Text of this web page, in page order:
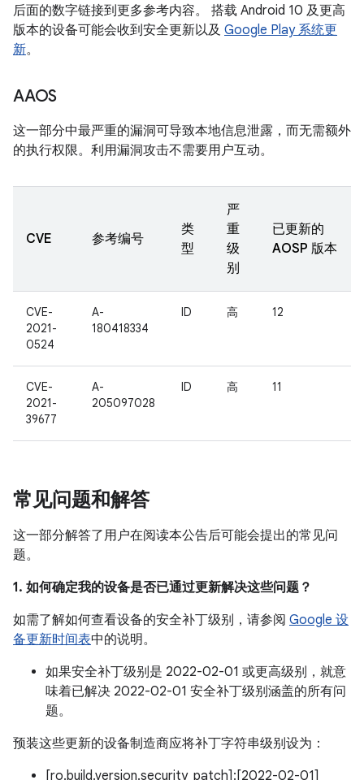
后面的数字链接到更多参考内容。 搭载 Android 10 及更高
版本的设备可能会收到安全更新以及 Google Play 系统更
新。
AAOS
这一部分中最严重的漏洞可导致本地信息泄露，而无需额外
的执行权限。利用漏洞攻击不需要用户互动。
CVE 参考编号
类
型
严
重
级
别
已更新的
AOSP 版本
CVE-
2021-
0524
A-
180418334
ID 高 12
CVE-
2021-
39677
A-
205097028
ID 高 11
常见问题和解答
这一部分解答了用户在阅读本公告后可能会提出的常见问
题。
1. 如何确定我的设备是否已通过更新解决这些问题？
如需了解如何查看设备的安全补丁级别，请参阅 Google 设
备更新时间表中的说明。
如果安全补丁级别是 2022-02-01 或更高级别，就意
味着已解决 2022-02-01 安全补丁级别涵盖的所有问
题。
预装这些更新的设备制造商应将补丁字符串级别设为：
[ro.build.version.security_patch]:[2022-02-01]